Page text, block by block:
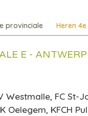
provinciale Heren
E -
Westmalle, FC St-
Oelegem, KFCH